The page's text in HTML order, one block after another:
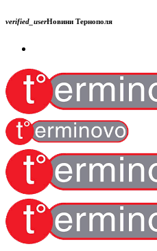
verified_userНовини Тернополя